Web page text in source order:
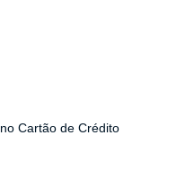
no Cartão de Crédito